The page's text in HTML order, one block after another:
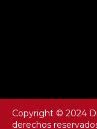
Copyright © 2024
derechos